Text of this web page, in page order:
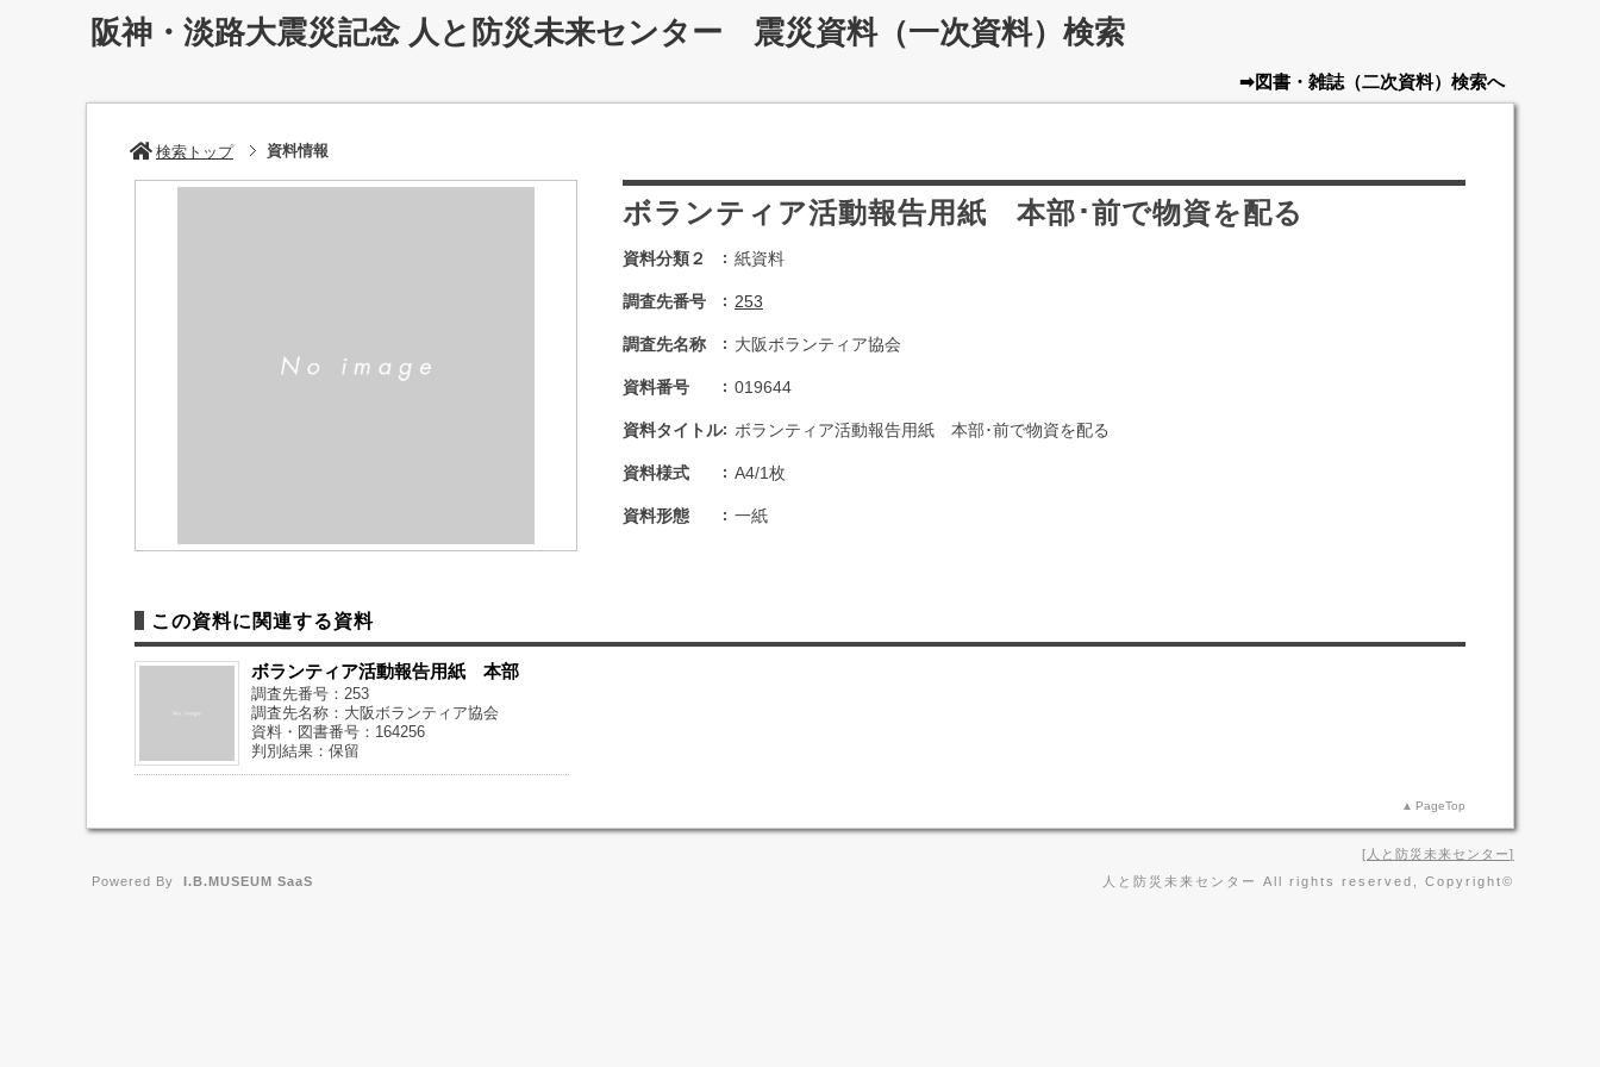
阪神・淡路大震災記念 人と防災未来センター 震災資料（一次資料）検索
➡図書・雑誌（二次資料） 検索へ
検索トップ 資料情報
ボランティア活動報告用紙 本部･前で物資を配る
資料分類２ 紙資料
調査先番号 253
調査先名称 大阪ボランティア協会
資料番号 019644
資料タイトル ボランティア活動報告用紙 本部･前で物資を配る
資料様式 A4/1枚
資料形態 一紙
この資料に関連する資料
ボランティア活動報告用紙 本部
調査先番号：253
調査先名称：大阪ボランティア協会
資料・図書番号：164256
判別結果：保留
PageTop
人と防災未来センター
人と防災未来センター All rights reserved, Copyright©
Powered By I.B.MUSEUM SaaS